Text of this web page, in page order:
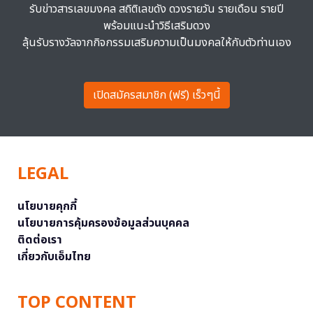
รับข่าวสารเลขมงคล สถิติเลขดัง ดวงรายวัน รายเดือน รายปี
พร้อมแนะนำวิธีเสริมดวง
ลุ้นรับรางวัลจากกิจกรรมเสริมความเป็นมงคลให้กับตัวท่านเอง
เปิดสมัครสมาชิก (ฟรี) เร็วๆนี้
LEGAL
นโยบายคุกกี้
นโยบายการคุ้มครองข้อมูลส่วนบุคคล
ติดต่อเรา
เกี่ยวกับเอ็มไทย
TOP CONTENT